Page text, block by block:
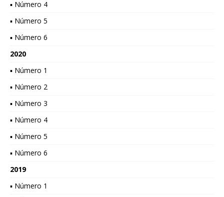
▪ Número 4
▪ Número 5
▪ Número 6
2020
▪ Número 1
▪ Número 2
▪ Número 3
▪ Número 4
▪ Número 5
▪ Número 6
2019
▪ Número 1